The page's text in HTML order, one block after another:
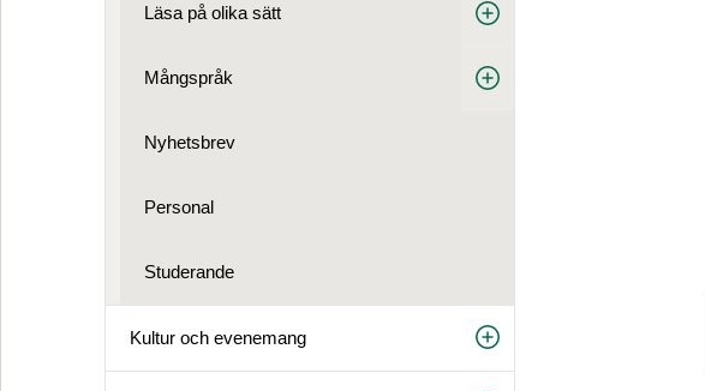
Läsa på olika sätt
Mångspråk
Nyhetsbrev
Personal
Studerande
Kultur och evenemang